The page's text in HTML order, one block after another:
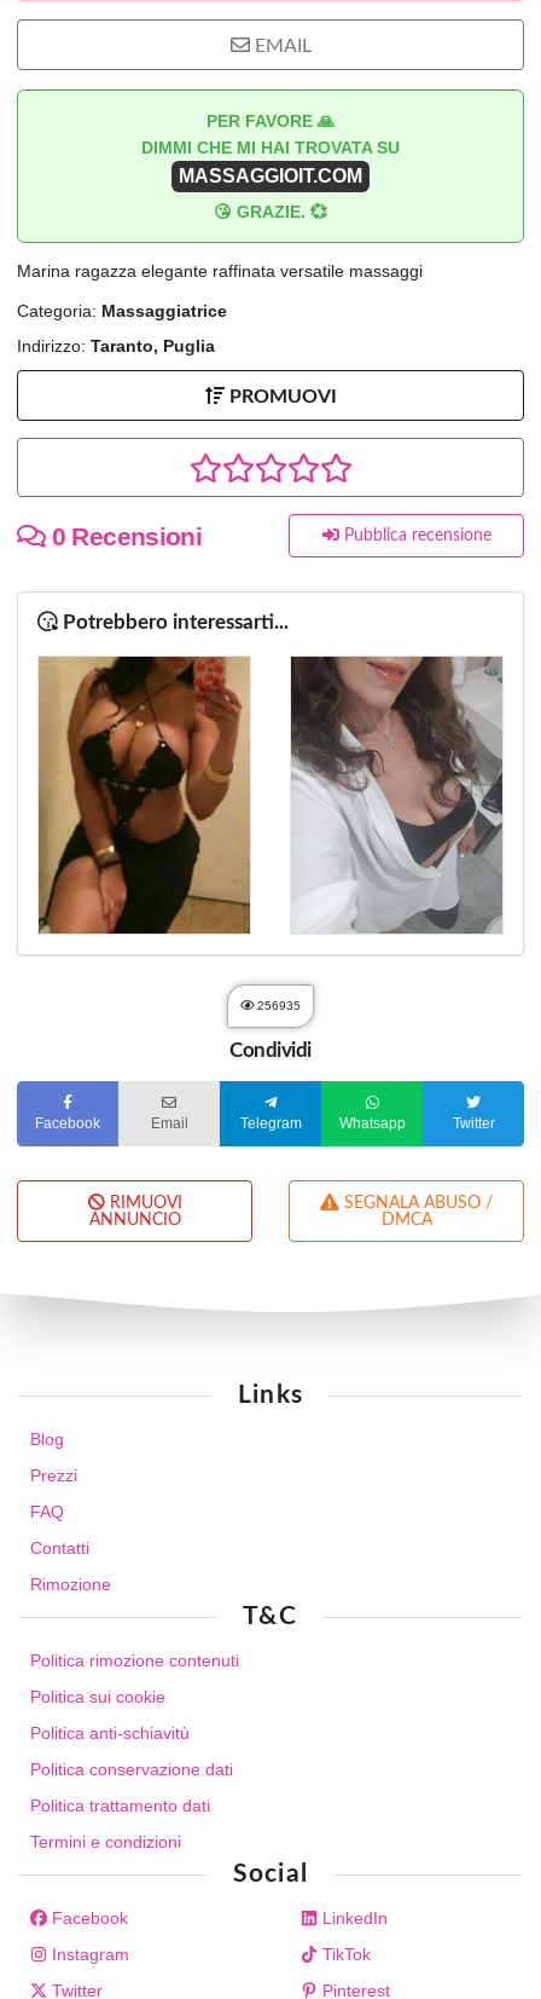
EMAIL
PER FAVORE 🙏
DIMMI CHE MI HAI TROVATA SU
MASSAGGIOIT.COM
😘 GRAZIE. 💞
Marina ragazza elegante raffinata versatile massaggi
Categoria: Massaggiatrice
Indirizzo: Taranto, Puglia
PROMUOVI
0 Recensioni Pubblica recensione
Potrebbero interessarti...
256935
Condividi
Facebook Email Telegram Whatsapp Twitter
RIMUOVI
ANNUNCIO
DMCA
Links
Blog
Prezzi
FAQ
Contatti
Rimozione
T&C
Politica rimozione contenuti
Politica sui cookie
Politica anti-schiavitù
Politica conservazione dati
Politica trattamento dati
Termini e condizioni
Social
Facebook
Instagram
Twitter
LinkedIn
TikTok
Pinterest